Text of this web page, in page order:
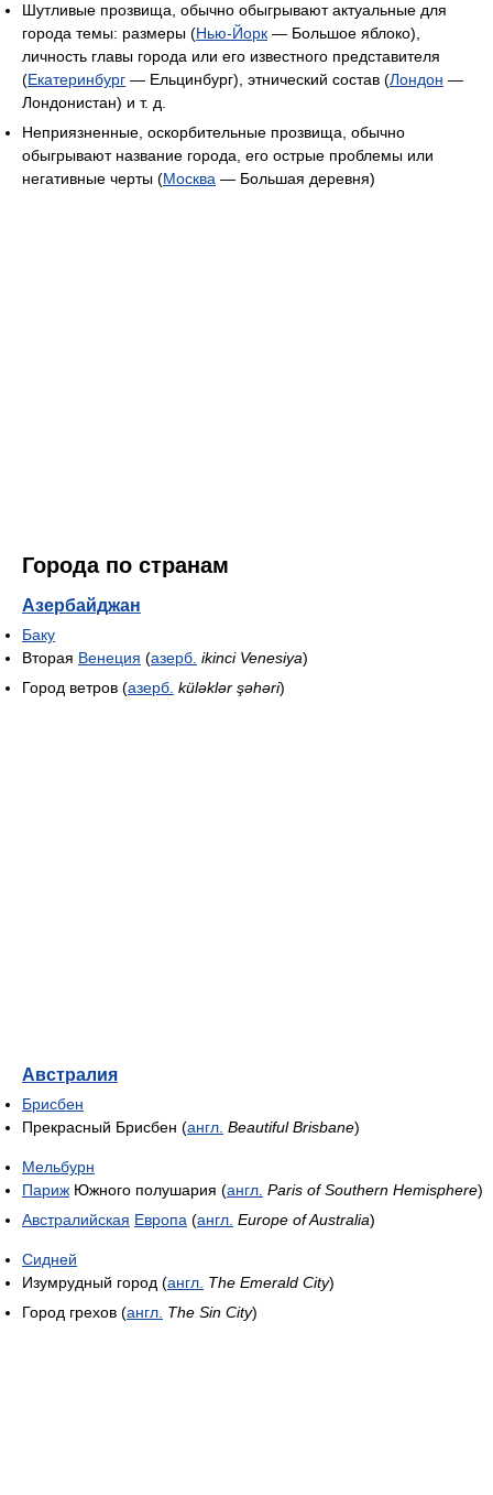
Шутливые прозвища, обычно обыгрывают актуальные для
города темы: размеры (Нью-Йорк — Большое яблоко),
личность главы города или его известного представителя
(Екатеринбург — Ельцинбург), этнический состав (Лондон —
Лондонистан) и т. д.
Неприязненные, оскорбительные прозвища, обычно
обыгрывают название города, его острые проблемы или
негативные черты (Москва — Большая деревня)
Города по странам
Азербайджан
Баку
Вторая Венеция (азерб. ikinci Venesiya)
Город ветров (азерб. küləklər şəhəri)
Австралия
Брисбен
Прекрасный Брисбен (англ. Beautiful Brisbane)
Мельбурн
Париж Южного полушария (англ. Paris of Southern Hemisphere)
Австралийская Европа (англ. Europe of Australia)
Сидней
Изумрудный город (англ. The Emerald City)
Город грехов (англ. The Sin City)